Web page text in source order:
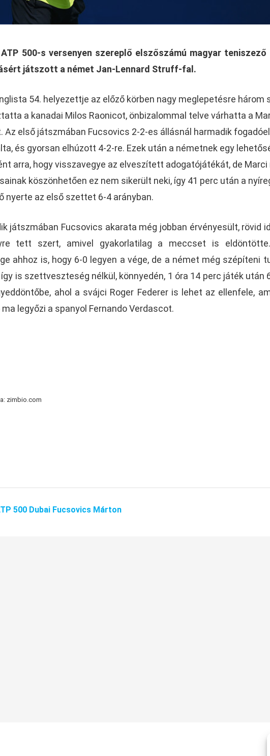
500-s versenyen szereplő elszőszámú magyar
játszott a német Jan-Lennard Struff-fal.
54. helyezettje az előző körben nagy meglepetésre három
a kanadai Milos Raonicot, önbizalommal telve várhatta a
Az első játszmában Fucsovics 2-2-es állásnál harmadik
és gyorsan elhúzott 4-2-re. Ezek után a németnek egy
arra, hogy visszavegye az elveszített adogatójátékát, de Marci
köszönhetően ez nem sikerült neki, így 41 perc után a
nyerte az első szettet 6-4 arányban.
játszmában Fucsovics akarata még jobban érvényesült, rövid
tett szert, amivel gyakorlatilag a meccset is
ahhoz is, hogy 6-0 legyen a vége, de a német még szépíteni
is szettveszteség nélkül, könnyedén, 1 óra 14 perc játék után
ahol a svájci Roger Federer is lehet az ellenfele,
legyőzi a spanyol Fernando Verdascot.
zimbio.com
500 Dubai Fucsovics Márton